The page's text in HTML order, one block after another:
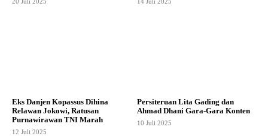
Eks Danjen Kopassus Dihina
Relawan Jokowi, Ratusan
Purnawirawan TNI Marah
12 Juli 2025
Persiteruan Lita Gading dan
Ahmad Dhani Gara-Gara Konten
10 Juli 2025